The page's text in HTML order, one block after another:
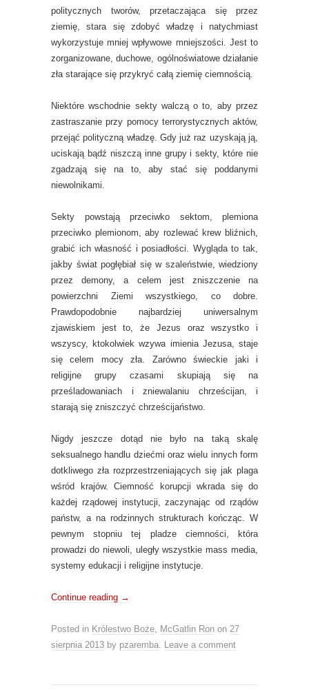
politycznych tworów, przetaczająca się przez
ziemię, stara się zdobyć władzę i natychmiast
wykorzystuje mniej wpływowe mniejszości. Jest to
zorganizowane, duchowe, ogólnoświatowe działanie
zła starające się przykryć całą ziemię ciemnością.
Niektóre wschodnie sekty walczą o to, aby przez
zastraszanie przy pomocy terrorystycznych aktów,
przejąć polityczną władzę. Gdy już raz uzyskają ją,
uciskają bądź niszczą inne grupy i sekty, które nie
zgadzają się na to, aby stać się poddanymi
niewolnikami.
Sekty powstają przeciwko sektom, plemiona
przeciwko plemionom, aby rozlewać krew bliźnich,
grabić ich własność i posiadłości. Wygląda to tak,
jakby świat pogłębiał się w szaleństwie, wiedziony
przez demony, a celem jest zniszczenie na
powierzchni Ziemi wszystkiego, co dobre.
Prawdopodobnie najbardziej uniwersalnym
zjawiskiem jest to, że Jezus oraz wszystko i
wszyscy, ktokolwiek wzywa imienia Jezusa, staje
się celem mocy zła. Zarówno świeckie jaki i
religijne grupy czasami skupiają się na
prześladowaniach i zniewalaniu chrześcijan, i
starają się zniszczyć chrześcijaństwo.
Nigdy jeszcze dotąd nie było na taką skalę
seksualnego handlu dziećmi oraz wielu innych form
dotkliwego zła rozprzestrzeniających się jak plaga
wśród krajów. Ciemność korupcji wkrada się do
każdej rządowej instytucji, zaczynając od rządów
państw, a na rodzinnych strukturach kończąc. W
pewnym stopniu tej pladze ciemności, która
prowadzi do niewoli, uległy wszystkie mass media,
systemy edukacji i religijne instytucje.
Continue reading →
Posted in Królestwo Boże McGatlin Ron on 27
sierpnia 2013 by pzaremba Leave a comment